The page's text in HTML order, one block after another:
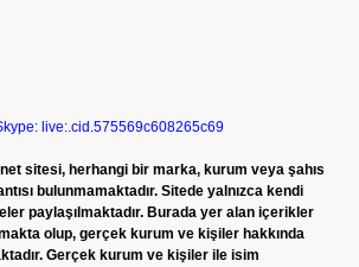
live:.cid.575569c608265c69
sitesi, herhangi bir marka, kurum veya şahıs
bulunmamaktadır. Sitede yalnızca kendi
paylaşılmaktadır. Burada yer alan içerikler
olup, gerçek kurum ve kişiler hakkında
Gerçek kurum ve kişiler ile isim